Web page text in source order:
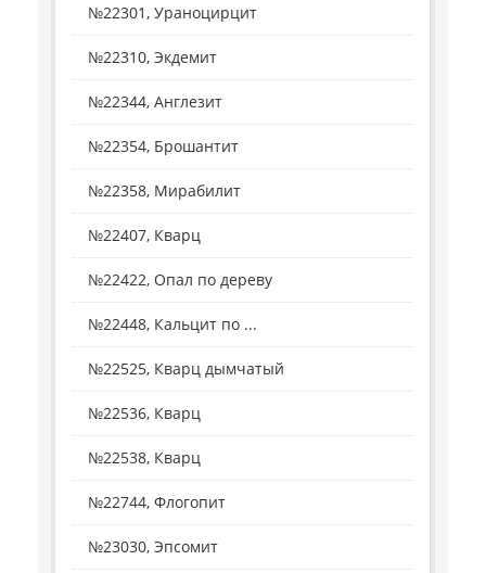
№22301, Ураноцирцит
№22310, Экдемит
№22344, Англезит
№22354, Брошантит
№22358, Мирабилит
№22407, Кварц
№22422, Опал по дереву
№22448, Кальцит по ...
№22525, Кварц дымчатый
№22536, Кварц
№22538, Кварц
№22744, Флогопит
№23030, Эпсомит